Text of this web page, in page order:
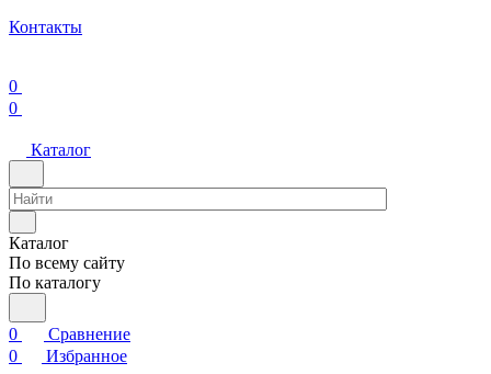
Контакты
0
0
Каталог
Каталог
По всему сайту
По каталогу
0
Сравнение
0
Избранное